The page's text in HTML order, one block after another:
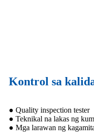
Kontrol sa
● Quality inspection tester
● Teknikal na lakas ng
● Mga larawan ng